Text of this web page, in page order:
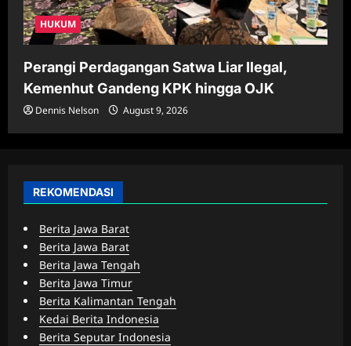
HUKUM
Perangi Perdagangan Satwa Liar Ilegal,
Kemenhut Gandeng KPK hingga OJK
Dennis Nelson August 9, 2026
REKOMENDASI
Berita Jawa Barat
Berita Jawa Barat
Berita Jawa Tengah
Berita Jawa Timur
Berita Kalimantan Tengah
Kedai Berita Indonesia
Berita Seputar Indonesia